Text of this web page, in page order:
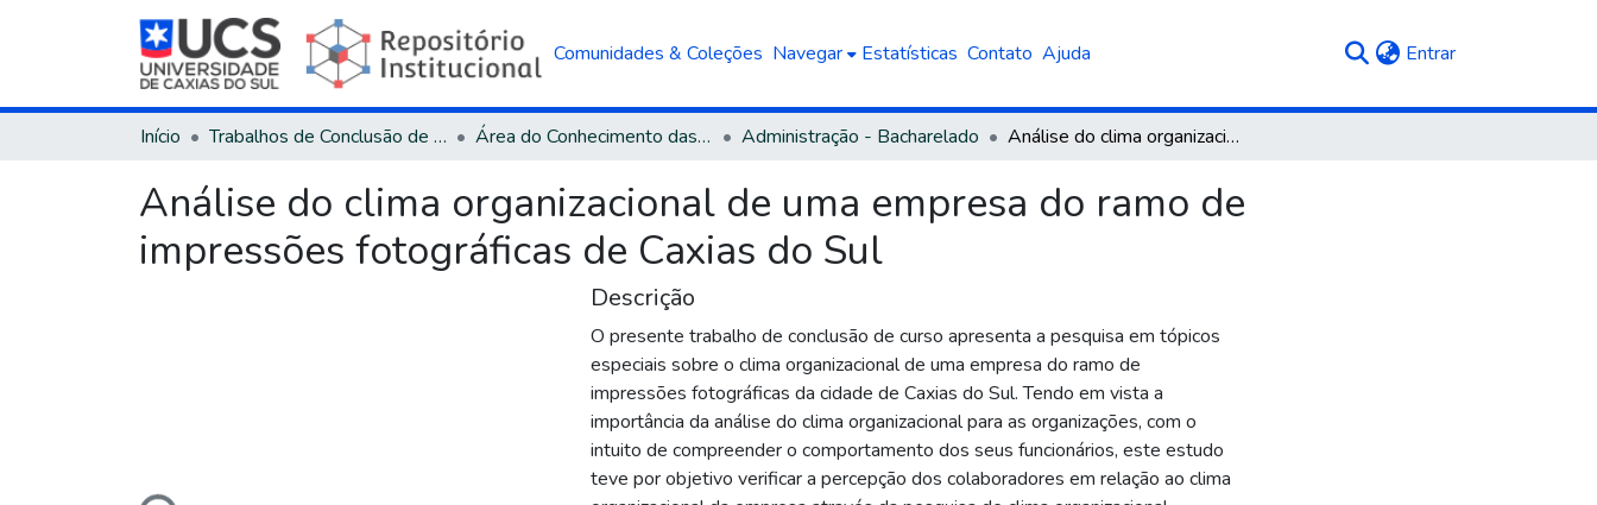
Comunidades & Coleções Navegar Estatísticas Contato Ajuda Entrar(current)
Início Trabalhos de Conclusão de Curso Área do Conhecimento das Ciências Sociais Aplicadas Administração - Bacharelado Análise do clima organizacional de uma empresa do ramo de impressões fotográficas de Caxias do Sul
Análise do clima organizacional de uma empresa do ramo de
impressões fotográficas de Caxias do Sul
Carregando...
Descrição
O presente trabalho de conclusão de curso apresenta a pesquisa em tópicos
especiais sobre o clima organizacional de uma empresa do ramo de
impressões fotográficas da cidade de Caxias do Sul. Tendo em vista a
importância da análise do clima organizacional para as organizações, com o
intuito de compreender o comportamento dos seus funcionários, este estudo
teve por objetivo verificar a percepção dos colaboradores em relação ao clima